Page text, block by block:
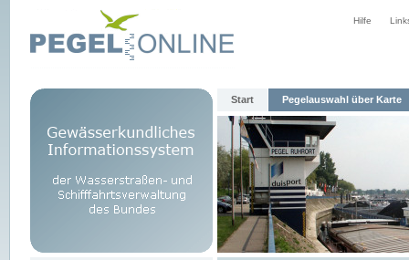
Hilfe
Start Pegelauswahl über Karte